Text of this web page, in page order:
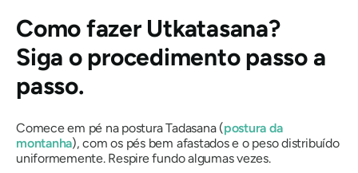
Como fazerUtkatasana?
Siga o procedimento passo a
passo.
Comece em pé na postura Tadasana (postura da
montanha), com os pés bem afastados e o peso distribuído
uniformemente. Respire fundo algumas vezes.